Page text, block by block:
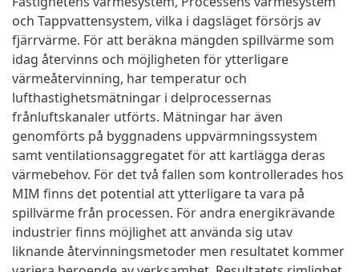
och Tappvattensystem, vilka i dagsläget försörjs av
fjärrvärme. För att beräkna mängden spillvärme som
idag återvinns och möjligheten för ytterligare
värmeåtervinning, har temperatur och
lufthastighetsmätningar i delprocessernas
frånluftskanaler utförts. Mätningar har även
genomförts på byggnadens uppvärmningssystem
samt ventilationsaggregatet för att kartlägga deras
värmebehov. För det två fallen som kontrollerades hos
MIM finns det potential att ytterligare ta vara på
spillvärme från processen. För andra energikrävande
industrier finns möjlighet att använda sig utav
liknande återvinningsmetoder men resultatet kommer